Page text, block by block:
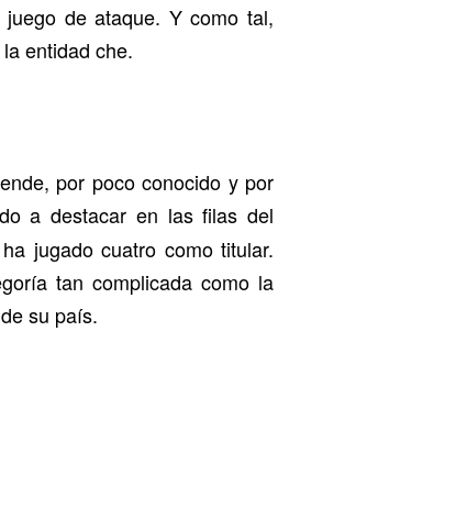
de ataque. Y como tal,
entidad che.
por poco conocido y por
a destacar en las filas del
jugado cuatro como titular.
tan complicada como la
de su país.